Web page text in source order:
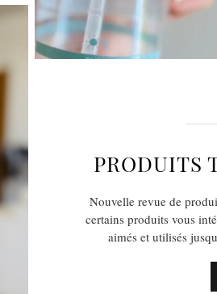
PRODUITS
Nouvelle revue de
certains produits vous
aimés et utilisés